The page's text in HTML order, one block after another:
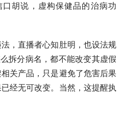
胡说，虚构保健品的治病功
，直播者心知肚明，也设法规
拆分病名，都不能改变其虚假
关产品，只是避免了危害后果
经无可改变。当然，这提醒执